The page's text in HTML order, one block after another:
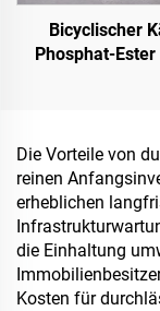
Bicyclischer
Phosphat-Ester
Die Vorteile von
reinen
erheblichen
die Einhaltung
Kosten für